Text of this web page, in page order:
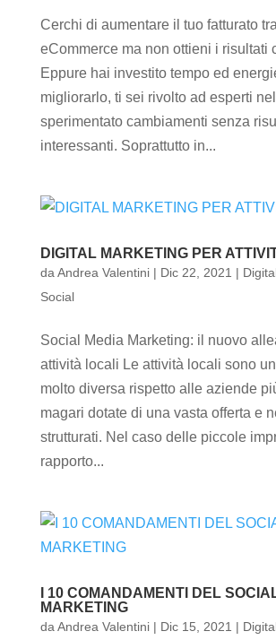
Cerchi di aumentare il tuo fatturato
eCommerce ma non ottieni i risultati
Eppure hai investito tempo ed
migliorarlo, ti sei rivolto ad esperti
sperimentato cambiamenti senza
interessanti. Soprattutto in...
DIGITAL MARKETING PER
da Andrea Valentini| Dic 22, 2021 |
Social
Social Media Marketing: il nuovo
attività locali Le attività locali sono
molto diversa rispetto alle aziende
magari dotate di una vasta offerta e
strutturati. Nel caso delle piccole
rapporto...
I 10 COMANDAMENTI DEL
MARKETING
da Andrea Valentini| Dic 15, 2021 |